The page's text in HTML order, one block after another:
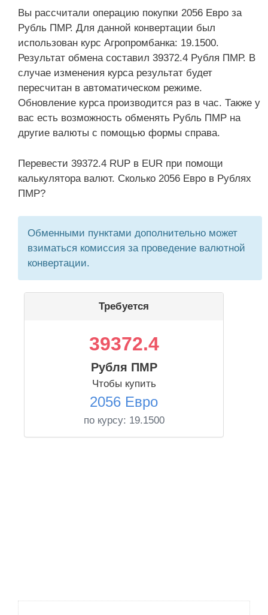
Вы рассчитали операцию покупки 2056 Евро за
Рубль ПМР. Для данной конвертации был
использован курс Агропромбанка: 19.1500.
Результат обмена составил 39372.4 Рубля ПМР. В
случае изменения курса результат будет
пересчитан в автоматическом режиме.
Обновление курса производится раз в час. Также у
вас есть возможность обменять Рубль ПМР на
другие валюты с помощью формы справа.
Перевести 39372.4 RUP в EUR при помощи
калькулятора валют. Сколько 2056 Евро в Рублях
ПМР?
Обменными пунктами дополнительно может
взиматься комиссия за проведение валютной
конвертации.
Требуется
39372.4
Рубля ПМР
Чтобы купить
2056 Евро
по курсу: 19.1500